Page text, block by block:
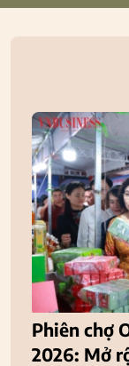
Phiên chợ
2026: Mở